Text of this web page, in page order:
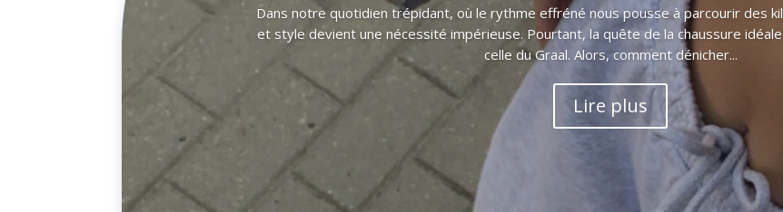
Dans notre quotidien trépidant, où le rythme effréné nous pousse à parcourir des
et style devient une nécessité impérieuse. Pourtant, la quête de la chaussure
celle du Graal. Alors, comment dénicher...
Lire plus